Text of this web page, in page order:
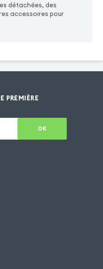
détachées, des
accessoires pour
PREMIÈRE
OK